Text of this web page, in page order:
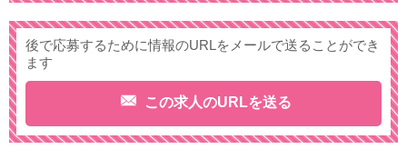
後で応募するために情報のURLをメールで送ることができ
ます
この求人のURLを送る